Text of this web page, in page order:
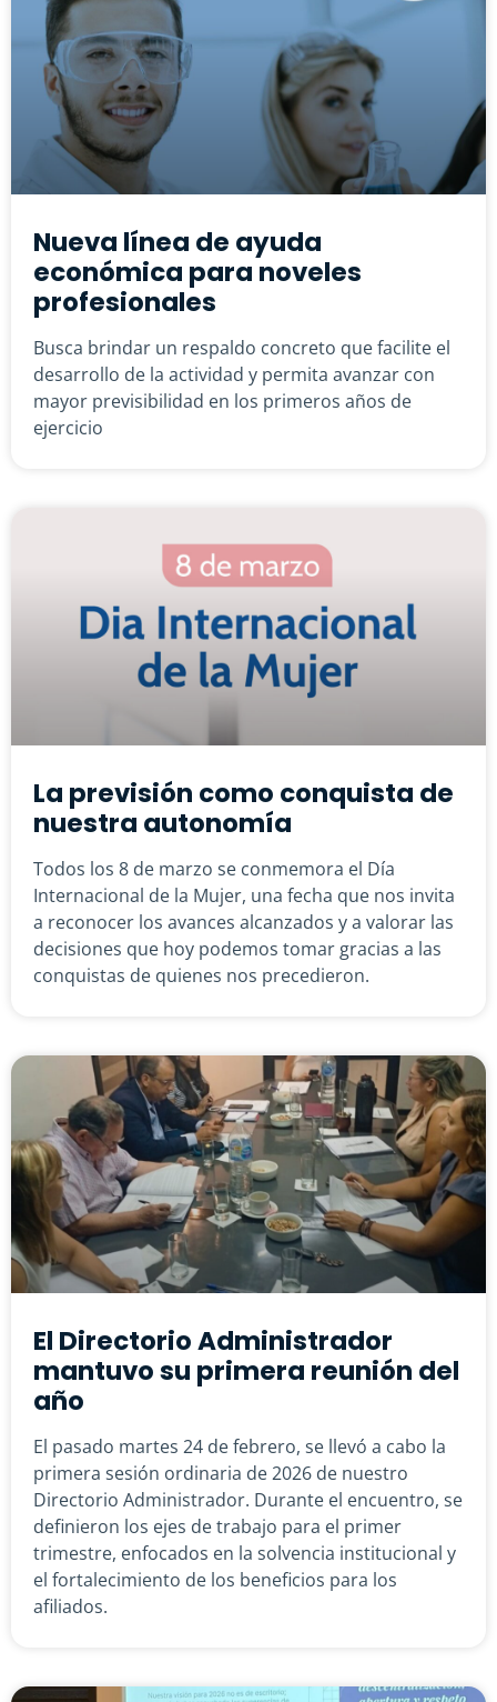
Nueva línea de ayuda
económica para noveles
profesionales
Busca brindar un respaldo concreto que facilite el
desarrollo de la actividad y permita avanzar con
mayor previsibilidad en los primeros años de
ejercicio
La previsión como conquista de
nuestra autonomía
Todos los 8 de marzo se conmemora el Día
Internacional de la Mujer, una fecha que nos invita
a reconocer los avances alcanzados y a valorar las
decisiones que hoy podemos tomar gracias a las
conquistas de quienes nos precedieron.
El Directorio Administrador
mantuvo su primera reunión del
año
El pasado martes 24 de febrero, se llevó a cabo la
primera sesión ordinaria de 2026 de nuestro
Directorio Administrador. Durante el encuentro, se
definieron los ejes de trabajo para el primer
trimestre, enfocados en la solvencia institucional y
el fortalecimiento de los beneficios para los
afiliados.